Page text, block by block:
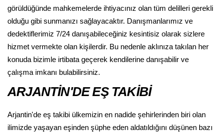
görüldüğünde mahkemelerde ihtiyacınız olan tüm delilleri gerekli
olduğu gibi sunmanızı sağlayacaktır. Danışmanlarımız ve
dedektiflerimiz 7/24 danışabileceğiniz kesintisiz olarak sizlere
hizmet vermekte olan kişilerdir. Bu nedenle aklınıza takılan her
konuda bizimle irtibata geçerek kendilerine danışabilir ve
çalışma imkanı bulabilirsiniz.
ARJANTİN'DE EŞ TAKİBİ
Arjantin'de eş takibi ülkemizin en nadide şehirlerinden biri olan
ilimizde yaşayan eşinden şüphe eden aldatıldığını düşünen bazı